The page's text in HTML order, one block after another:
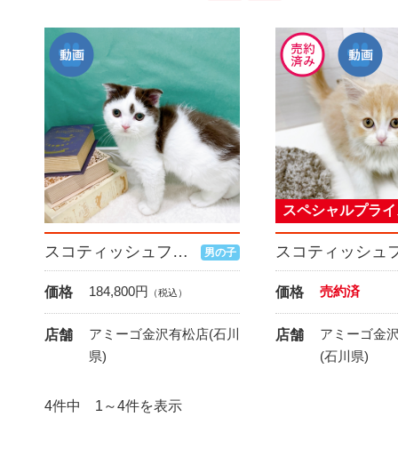
スコティッシュフォールド 男の子
価格 184,800円 （税込）
店舗
アミーゴ金沢有松店(石川
県)
スペシャルプラ
価格 売約済
店舗
アミーゴ金
(石川県)
4件中 1～4件を表示